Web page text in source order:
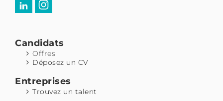
Candidats
Offres
Déposez un CV
Entreprises
Trouvez un talent